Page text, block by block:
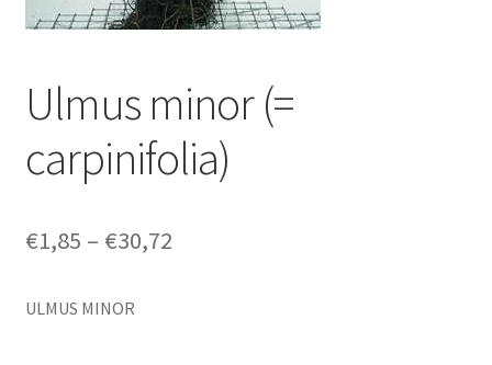
Ulmus minor (=
carpinifolia)
€1,85 – €30,72Price
ULMUS MINOR